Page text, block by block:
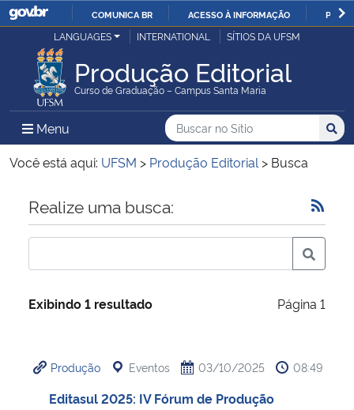
IR
O
COMUNICA BR ACESSO À INFORMAÇÃO
Ministério da Justiça e Segurança Pública
Ministério da Defesa
Ministério das Relações Exteriores
Ministério da Economia
Ministério da Infraestrutura
Ministério da Cidadania
LANGUAGES INTERNATIONAL SÍTIOS DA UFSM
Produção Editorial
Curso de Graduação – Campus Santa Maria
Menu Menu Principal do Sítio
Busca
Buscar no no Sítio
Busca:
Você está aqui: UFSM > Produção Editorial > Busca
Início do conteúdo
Realize uma busca:
Exibindo 1 resultado Página 1
Produção Eventos 03/10/2025 08:49
Editasul 2025: IV Fórum de Produção